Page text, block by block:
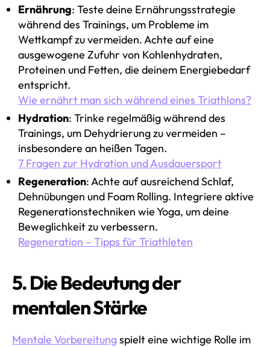
Ernährung: Teste deine Ernährungsstrategie
während des Trainings, um Probleme im
Wettkampf zu vermeiden. Achte auf eine
ausgewogene Zufuhr von Kohlenhydraten,
Proteinen und Fetten, die deinem Energiebedarf
entspricht.
Wie ernährt man sich während eines Triathlons?
Hydration: Trinke regelmäßig während des
Trainings, um Dehydrierung zu vermeiden –
insbesondere an heißen Tagen.
7 Fragen zur Hydration und Ausdauersport
Regeneration: Achte auf ausreichend Schlaf,
Dehnübungen und Foam Rolling. Integriere aktive
Regenerationstechniken wie Yoga, um deine
Beweglichkeit zu verbessern.
Regeneration – Tipps für Triathleten
5. Die Bedeutung der
mentalen Stärke
Mentale Vorbereitungspielt eine wichtige Rolle im